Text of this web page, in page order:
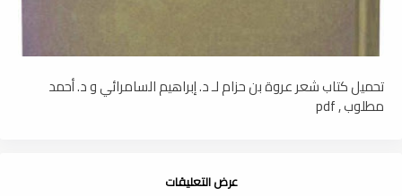
تحميل كتاب شعر عروة بن حزام لـ د. إبراهيم السامرائي و د. أحمد
مطلوب , pdf
عرض التعليقات